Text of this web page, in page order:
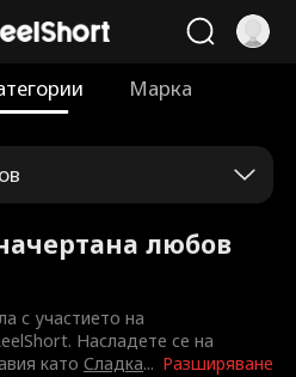
Марка
любов
Разширяване
с участието на
Насладете се на
катоСладка...